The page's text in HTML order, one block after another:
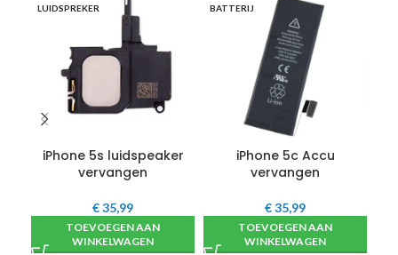
LUIDSPREKER
iPhone 5s luidspeaker
vervangen
€35,99
TOEVOEGEN AAN
WINKELWAGEN
BATTERIJ
iPhone 5c Accu
vervangen
€35,99
TOEVOEGEN AAN
WINKELWAGEN